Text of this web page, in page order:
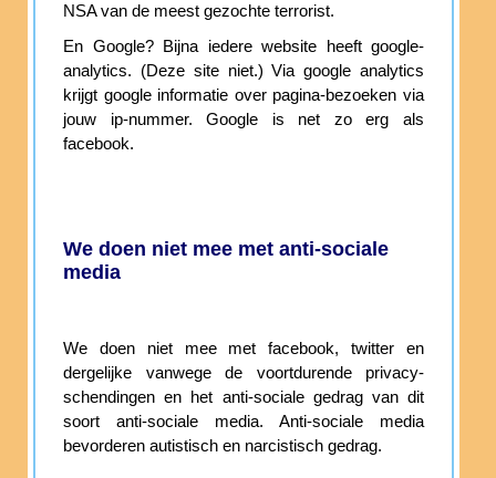
NSA van de meest gezochte terrorist.
En Google? Bijna iedere website heeft google-
analytics. (Deze site niet.) Via google analytics
krijgt google informatie over pagina-bezoeken via
jouw ip-nummer. Google is net zo erg als
facebook.
We doen niet mee met anti-sociale
media
We doen niet mee met facebook, twitter en
dergelijke vanwege de voortdurende privacy-
schendingen en het anti-sociale gedrag van dit
soort anti-sociale media. Anti-sociale media
bevorderen autistisch en narcistisch gedrag.